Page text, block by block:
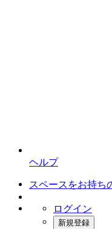
ヘルプ
スペースをお持ち
ログイン
新規登録